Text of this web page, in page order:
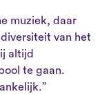
muziek, daar
van het
altijd
te gaan.